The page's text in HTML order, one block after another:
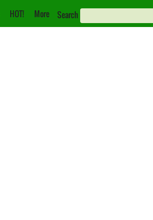
HOT! More Search